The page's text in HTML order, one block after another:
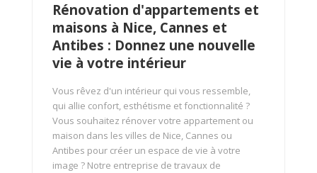
Rénovation d'appartements et
maisons à Nice, Cannes et
Antibes : Donnez une nouvelle
vie à votre intérieur
Vous rêvez d'un intérieur qui vous ressemble,
qui allie confort, esthétisme et fonctionnalité ?
Vous souhaitez rénover votre appartement ou
maison dans les villes de Nice, Cannes ou
Antibes pour créer un espace de vie à votre
image ? Notre entreprise de travaux de